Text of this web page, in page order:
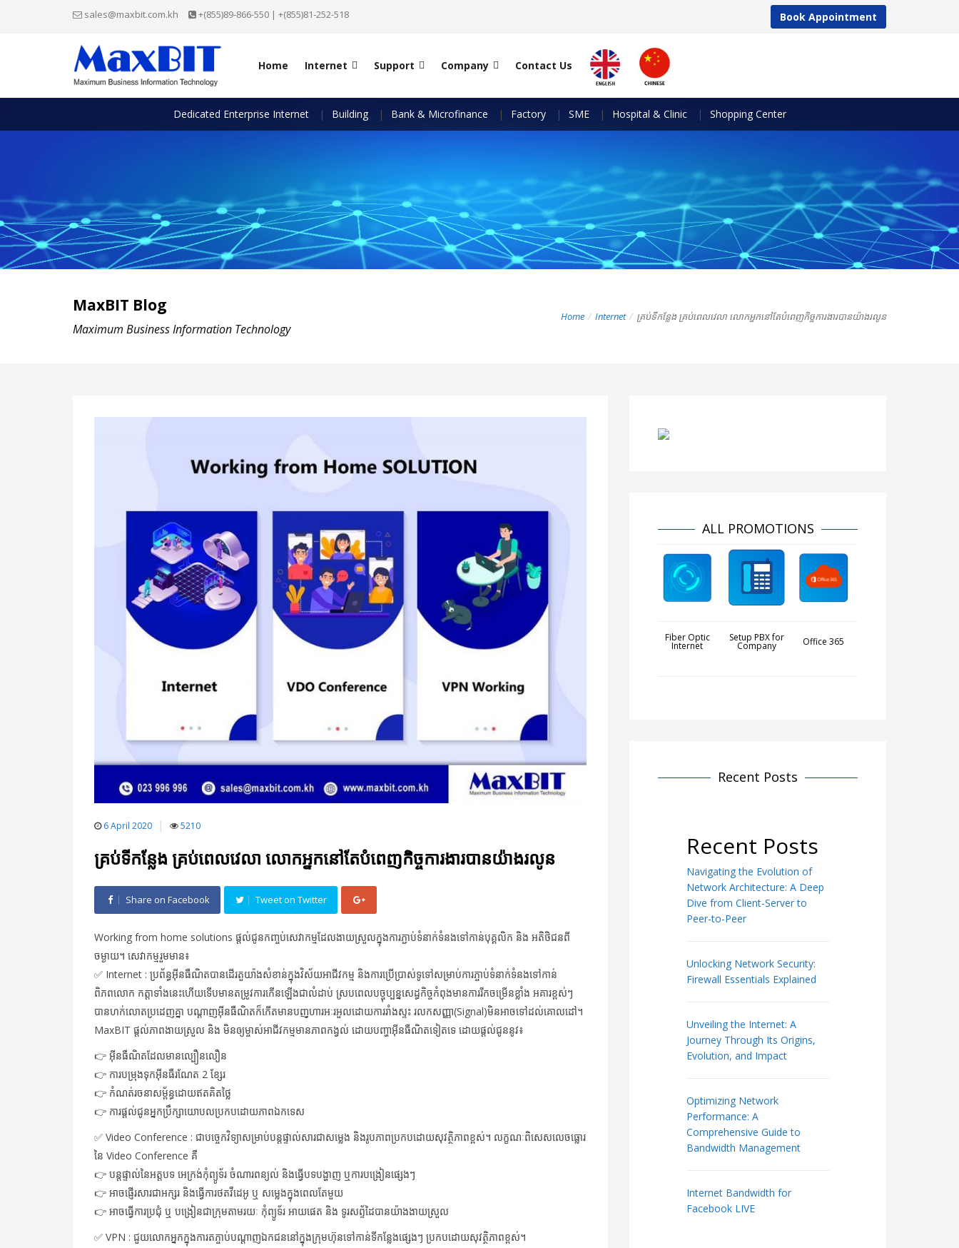
sales@maxbit.com.kh +(855)89-866-550 | +(855)81-252-518 Book Appointment
Home Internet Support Company Contact Us
Dedicated Enterprise Internet Building Bank & Microfinance Factory SME Hospital & Clinic Shopping Center
MaxBIT Blog
Maximum Business Information Technology
Home Internet គ្រប់ទីកន្លែង គ្រប់ពេលវេលា លោកអ្នកនៅតែបំពេញកិច្ចការងារបានយ៉ាងរលូន
6 April 2020 5210
គ្រប់ទីកន្លែង គ្រប់ពេលវេលា លោកអ្នកនៅតែបំពេញកិច្ចការងារបានយ៉ាងរលូន
Share on Facebook Tweet on Twitter
Working from home solutions ផ្ដល់ជូនកញ្ចប់សេវាកម្មដែលងាយស្រួលក្នុងការភ្ជាប់ទំនាក់ទំនងទៅកាន់បុគ្គលិក និង អតិថិជនពី
ចម្ងាយ។ សេវាកម្មរួមមាន៖
✅ Internet : ប្រព័ន្ធអ៊ីនធឺណិតបានដើរតួយា៉ងសំខាន់ក្នុងវិស័យអាជីវកម្ម និងការប្រើប្រាស់ទូទៅសម្រាប់ការភ្ចាប់ទំនាក់ទំនងទៅកាន់
ពិភពលោក កត្តាទាំងនេះហើយទើបមានតម្រូវការកើនឡើងជាលំដាប់ ស្របពេលបច្ចុប្បន្នសេដ្ធកិច្ចកំពុងមានការរីកចម្រើនខ្លាំង អគារខ្ពស់ៗ
បានហក់លោតប្រដេញគ្នា​​​​​​​​​ បណ្ដាញអ៊ីនធឺណិតក៏កើតមានបញ្ហារអៈរអួលដោយការរាំងស្ទះ រលកសញ្ញា(Signal)មិនអាចទៅដល់គោលដៅ។
MaxBIT ផ្ដល់ភាពងាយស្រួល និង មិនឲ្យម្ចាស់អាជីវកម្មមានភាពកង្វល់ ដោយបញ្ហាអ៊ីនធឺណិតទៀតទេ ដោយផ្ដល់ជូននូវ៖
👉 អ៊ីនធឺណិតដែលមានល្បឿនលឿន
👉 ការបម្រុងទុកអ៊ីនធឺរណែត 2 ខ្សែរ
👉 កំណត់រចនាសម្ព័ន្ធដោយឥតគិតថ្លៃ
👉 ការផ្ដល់ជូនអ្នកប្រឹក្សាយោបលប្រកបដោយភាពឯកទេស
✅ Video Conference : ជាបច្ចេកវិទ្យាសម្រាប់បន្តផ្ទាល់សារជាសម្លេង និងរូបភាពប្រកបដោយសុវត្ថិភាពខ្ពស់។ លក្ខណៈពិសេសលេចធ្លោរ
នៃ Video Conference គឺ
👉 បន្តផ្ទាល់នៃអត្តបទ អេក្រង់កុំព្យូទ័រ ចំណារពន្យល់ និង​ធ្វើបទបង្ហាញ ​ឬការបង្រៀនផ្សេងៗ
👉 អាចផ្ញើរសារជាអក្សរ និងធ្វើការថតវីដេអូ ឬ សម្លេងក្នុងពេលតែមួយ
👉 អាចធ្វើការប្រជុំ ឬ បង្រៀនជាក្រុមតាមរយៈ កុំព្យូទ័រ អាយផេត និង ទូរសព្ទ័ដៃបានយ៉ាងងាយស្រួល
✅ VPN : ជួយលោកអ្នកក្នុងការតភ្ចាប់បណ្ដាញឯកជននៅក្នុងក្រុមហ៊ុនទៅកាន់ទីកន្លែងផ្សេងៗ ប្រកបដោយសុវត្ថិភាពខ្ពស់។
ALL PROMOTIONS
Fiber Optic
Internet
Setup PBX for
Company Office 365
Recent Posts
Recent Posts
Navigating the Evolution of
Network Architecture: A Deep
Dive from Client-Server to
Peer-to-Peer
Unlocking Network Security:
Firewall Essentials Explained
Unveiling the Internet: A
Journey Through Its Origins,
Evolution, and Impact
Optimizing Network
Performance: A
Comprehensive Guide to
Bandwidth Management
Internet Bandwidth for
Facebook LIVE